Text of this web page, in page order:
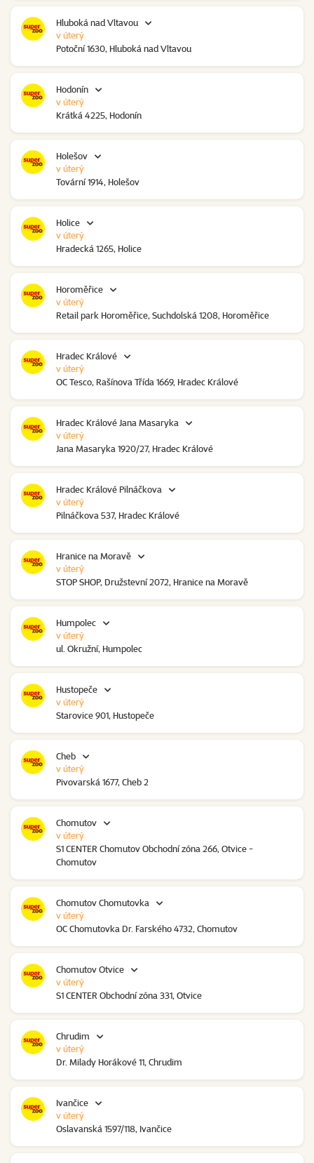
Hluboká nad Vltavou
Potoční 1630, Hluboká nad Vltavou
v úterý
Hodonín
Krátká 4225, Hodonín
v úterý
Holešov
Tovární 1914, Holešov
v úterý
Holice
Hradecká 1265, Holice
v úterý
Horoměřice
Retail park Horoměřice, Suchdolská 1208, Horoměřice
v úterý
Hradec Králové
OC Tesco, Rašínova Třída 1669, Hradec Králové
v úterý
Hradec Králové Jana Masaryka
Jana Masaryka 1920/27, Hradec Králové
v úterý
Hradec Králové Pilnáčkova
Pilnáčkova 537, Hradec Králové
v úterý
Hranice na Moravě
STOP SHOP, Družstevní 2072, Hranice na Moravě
v úterý
Humpolec
ul. Okružní, Humpolec
v úterý
Hustopeče
Starovice 901, Hustopeče
v úterý
Cheb
Pivovarská 1677, Cheb 2
v úterý
Chomutov
S1 CENTER Chomutov Obchodní zóna 266, Otvice -
Chomutov
v úterý
Chomutov Chomutovka
OC Chomutovka Dr. Farského 4732, Chomutov
v úterý
Chomutov Otvice
S1 CENTER Obchodní zóna 331, Otvice
v úterý
Chrudim
Dr. Milady Horákové 11, Chrudim
v úterý
Ivančice
Oslavanská 1597/118, Ivančice
v úterý